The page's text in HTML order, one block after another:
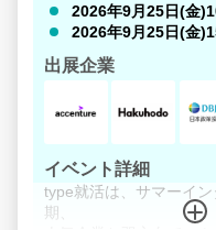
・事業規模： 「技術を
ジネスを動かせるか？」
・一緒に働く人： 「『
ニア・社員がいるか？」
・働き方： 「フルリモ
やすい環境があるか？」
「若手でも裁量を持て
歓迎です（選考には一切
技術がわかるあなただ
2026年9月25日(金
2026年9月25日(金
出展企業
イベント詳細
type就活は、サマーイ
期、